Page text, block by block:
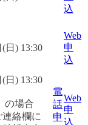
込
日) 13:30
Web
申
込
日) 13:30
の場合
絡欄に
電
話
申
Web
申
込